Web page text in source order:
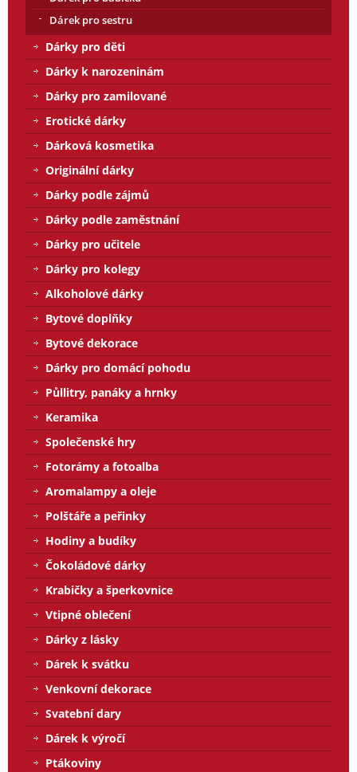
Dárek pro sestru
Dárky pro děti
Dárky k narozeninám
Dárky pro zamilované
Erotické dárky
Dárková kosmetika
Originální dárky
Dárky podle zájmů
Dárky podle zaměstnání
Dárky pro učitele
Dárky pro kolegy
Alkoholové dárky
Bytové doplňky
Bytové dekorace
Dárky pro domácí pohodu
Půllitry, panáky a hrnky
Keramika
Společenské hry
Fotorámy a fotoalba
Aromalampy a oleje
Polštáře a peřinky
Hodiny a budíky
Čokoládové dárky
Krabičky a šperkovnice
Vtipné oblečení
Dárky z lásky
Dárek k svátku
Venkovní dekorace
Svatební dary
Dárek k výročí
Ptákoviny